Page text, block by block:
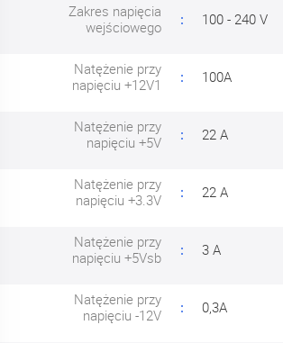
Zakres napięcia
wejściowego
100 - 240 V
Natężenie przy
napięciu +12V1
100A
Natężenie przy
napięciu +5V
22 A
Natężenie przy
napięciu +3.3V
22 A
Natężenie przy
napięciu +5Vsb
3 A
Natężenie przy
napięciu -12V
0,3A